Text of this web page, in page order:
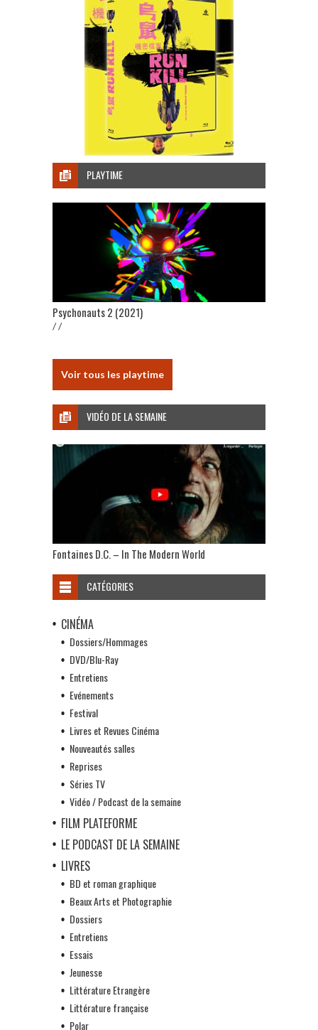
PLAYTIME
Psychonauts 2 (2021)
/ /
Voir tous les playtime
VIDÉO DE LA SEMAINE
Fontaines D.C. – In The Modern World
CATÉGORIES
CINÉMA
Dossiers/Hommages
DVD/Blu-Ray
Entretiens
Evénements
Festival
Livres et Revues Cinéma
Nouveautés salles
Reprises
Séries TV
Vidéo / Podcast de la semaine
FILM PLATEFORME
LE PODCAST DE LA SEMAINE
LIVRES
BD et roman graphique
Beaux Arts et Photographie
Dossiers
Entretiens
Essais
Jeunesse
Littérature Etrangère
Littérature française
Polar